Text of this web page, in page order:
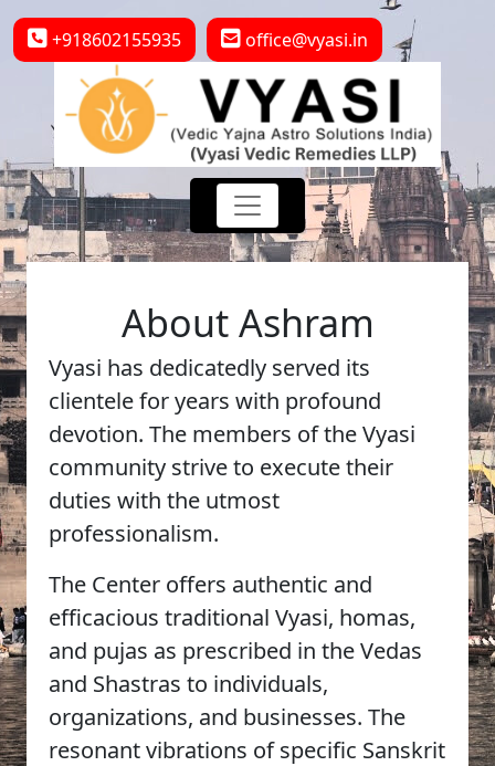
+918602155935 office@vyasi.in
About Ashram
Vyasi has dedicatedly served its
clientele for years with profound
devotion. The members of the Vyasi
community strive to execute their
duties with the utmost
professionalism.
The Center offers authentic and
efficacious traditional Vyasi, homas,
and pujas as prescribed in the Vedas
and Shastras to individuals,
organizations, and businesses. The
resonant vibrations of specific Sanskrit